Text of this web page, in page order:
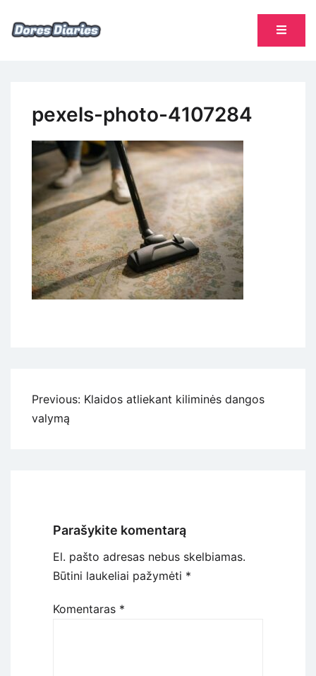
pexels-photo-4107284
Navigacija
tarp
Previous: Klaidos atliekant kiliminės dangos
valymą
Parašykite komentarą
El. pašto adresas nebus skelbiamas.
Būtini laukeliai pažymėti *
Komentaras *